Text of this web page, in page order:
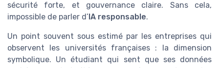
sécurité forte, et gouvernance claire. Sans cela,
impossible de parler d’ IA responsable.
Un point souvent sous estimé par les entreprises qui
observent les universités françaises : la dimension
symbolique. Un étudiant qui sent que ses données